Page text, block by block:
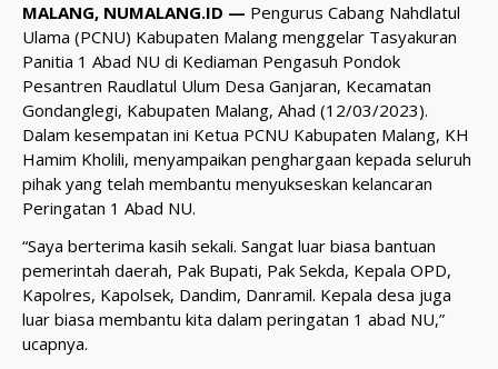
MALANG, NUMALANG.ID — Pengurus Cabang Nahdlatul
Ulama (PCNU) Kabupaten Malang menggelar Tasyakuran
Panitia 1 Abad NU di Kediaman Pengasuh Pondok
Pesantren Raudlatul Ulum Desa Ganjaran, Kecamatan
Gondanglegi, Kabupaten Malang, Ahad (12/03/2023).
Dalam kesempatan ini Ketua PCNU Kabupaten Malang, KH
Hamim Kholili, menyampaikan penghargaan kepada seluruh
pihak yang telah membantu menyukseskan kelancaran
Peringatan 1 Abad NU.
“Saya berterima kasih sekali. Sangat luar biasa bantuan
pemerintah daerah, Pak Bupati, Pak Sekda, Kepala OPD,
Kapolres, Kapolsek, Dandim, Danramil. Kepala desa juga
luar biasa membantu kita dalam peringatan 1 abad NU,”
ucapnya.